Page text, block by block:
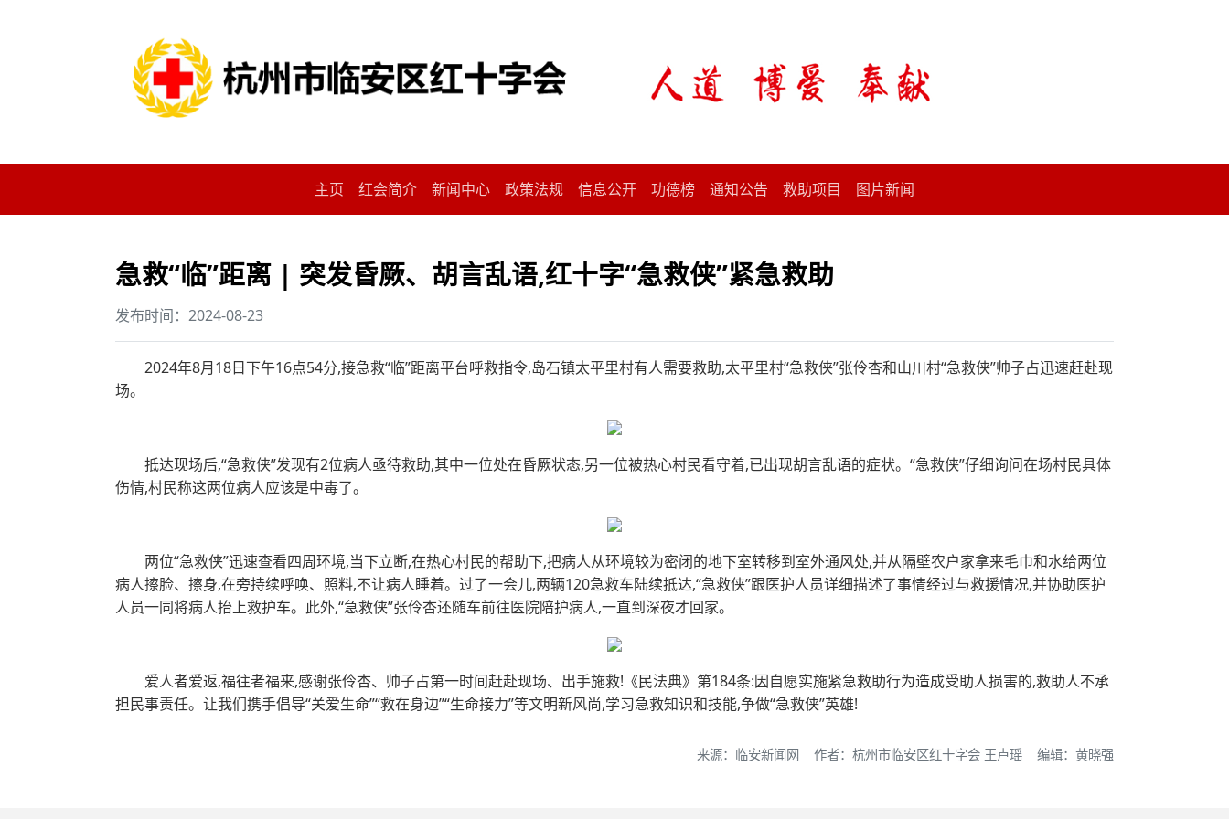
主页 红会简介 新闻中心 政策法规 信息公开 功德榜 通知公告 救助项目 图片新闻
急救“临”距离 | 突发昏厥、胡言乱语,红十字“急救侠”紧急救助
发布时间：2024-08-23
2024年8月18日下午16点54分,接急救“临”距离平台呼救指令,岛石镇太平里村有人需要救助,太平里村“急救侠”张伶杏和山川村“急救侠”帅子占迅速赶赴现
场。
抵达现场后,“急救侠”发现有2位病人亟待救助,其中一位处在昏厥状态,另一位被热心村民看守着,已出现胡言乱语的症状。“急救侠”仔细询问在场村民具体
伤情,村民称这两位病人应该是中毒了。
两位“急救侠”迅速查看四周环境,当下立断,在热心村民的帮助下,把病人从环境较为密闭的地下室转移到室外通风处,并从隔壁农户家拿来毛巾和水给两位
病人擦脸、擦身,在旁持续呼唤、照料,不让病人睡着。过了一会儿,两辆120急救车陆续抵达,“急救侠”跟医护人员详细描述了事情经过与救援情况,并协助医护
人员一同将病人抬上救护车。此外,“急救侠”张伶杏还随车前往医院陪护病人,一直到深夜才回家。
爱人者爱返,福往者福来,感谢张伶杏、帅子占第一时间赶赴现场、出手施救!《民法典》第184条:因自愿实施紧急救助行为造成受助人损害的,救助人不承
担民事责任。让我们携手倡导“关爱生命”“救在身边”“生命接力”等文明新风尚,学习急救知识和技能,争做“急救侠”英雄!
来源：临安新闻网 作者：杭州市临安区红十字会 王卢瑶 编辑：黄晓强